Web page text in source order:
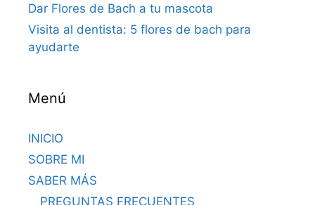
Dar Flores de Bach a tu mascota
Visita al dentista: 5 flores de bach para
ayudarte
Menú
INICIO
SOBRE MI
SABER MÁS
PREGUNTAS FRECUENTES